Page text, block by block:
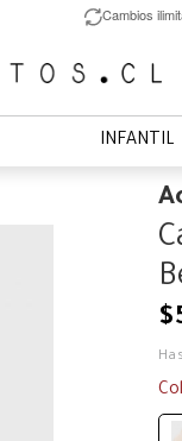
Cambios
INFANTIL
$